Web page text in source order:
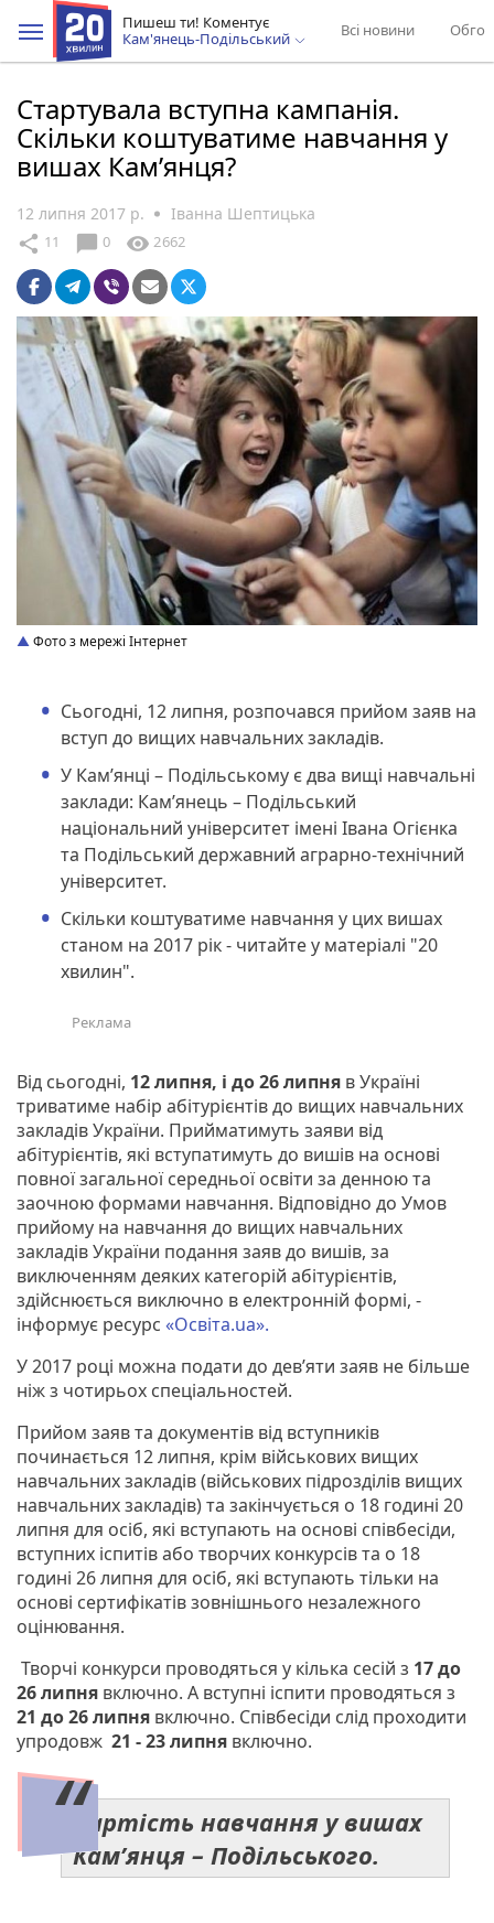
Пишеш ти! Коментує
Кам'янець-Подільський
Всі новини
Стартувала вступна кампанія.
Скільки коштуватиме навчання у
вишах Кам’янця?
12 липня 2017 р. Іванна Шептицька
share 11 chat_bubble 0 visibility 2662
Фото з мережі Інтернет
Сьогодні, 12 липня, розпочався прийом заяв на
вступ до вищих навчальних закладів.
У Кам’янці – Подільському є два вищі навчальні
заклади: Кам’янець – Подільський
національний університет імені Івана Огієнка
та Подільський державний аграрно-технічний
університет.
Скільки коштуватиме навчання у цих вишах
станом на 2017 рік - читайте у матеріалі "20
хвилин".
Від сьогодні, 12 липня, і до 26 липня в Україні
триватиме набір абітурієнтів до вищих навчальних
закладів України. Прийматимуть заяви від
абітурієнтів, які вступатимуть до вишів на основі
повної загальної середньої освіти за денною та
заочною формами навчання. Відповідно до Умов
прийому на навчання до вищих навчальних
закладів України подання заяв до вишів, за
виключенням деяких категорій абітурієнтів,
здійснюється виключно в електронній формі, -
інформує ресурс «Освіта.ua».
У 2017 році можна подати до дев’яти заяв не більше
ніж з чотирьох спеціальностей.
Прийом заяв та документів від вступників
починається 12 липня, крім військових вищих
навчальних закладів (військових підрозділів вищих
навчальних закладів) та закінчується о 18 годині 20
липня для осіб, які вступають на основі співбесіди,
вступних іспитів або творчих конкурсів та о 18
годині 26 липня для осіб, які вступають тільки на
основі сертифікатів зовнішнього незалежного
оцінювання.
Творчі конкурси проводяться у кілька сесій з 17 до
26 липня включно. А вступні іспити проводяться з
21 до 26 липня включно. Співбесіди слід проходити
упродовж 21 - 23 липня включно.
Вартість навчання у вишах
Кам’янця – Подільського.